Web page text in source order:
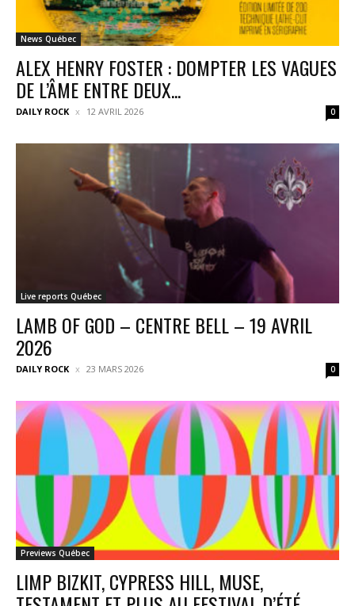
News Québec
ALEX HENRY FOSTER : DOMPTER LES VAGUES
DE L’ÂME ENTRE DEUX...
DAILY ROCK 12 AVRIL 2026 0
Live reports Québec
LAMB OF GOD – CENTRE BELL – 19 AVRIL
2026
DAILY ROCK 23 MARS 2026 0
Previews Québec
LIMP BIZKIT, CYPRESS HILL, MUSE,